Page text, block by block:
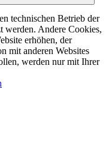
technischen Betrieb der
werden. Andere Cookies,
erhöhen, der
mit anderen Websites
werden nur mit Ihrer